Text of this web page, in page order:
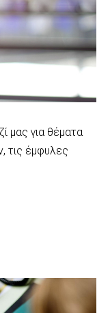
μας για θέματα
τις έμφυλες